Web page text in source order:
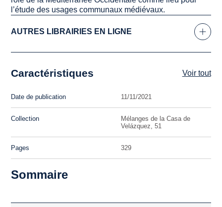
l’étude des usages communaux médiévaux.
AUTRES LIBRAIRIES EN LIGNE
Caractéristiques Voir tout
Date de publication 11/11/2021
Collection
Mélanges de la Casa de
Velázquez, 51
Pages 329
Sommaire